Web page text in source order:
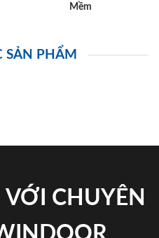
Mềm
SẢN PHẨM
CHUYÊN